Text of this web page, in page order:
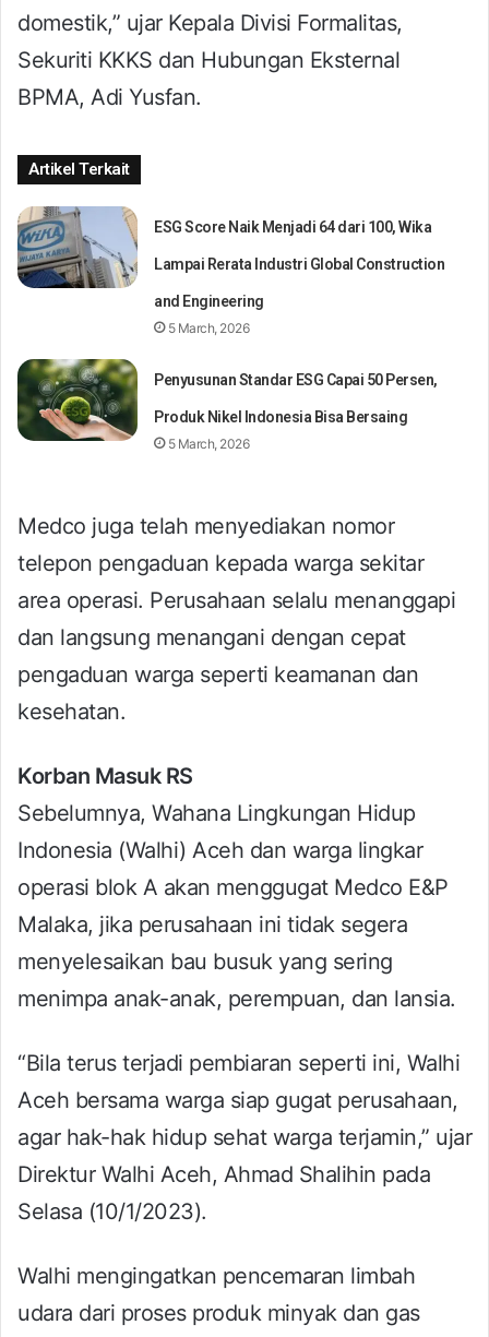
domestik,” ujar Kepala Divisi Formalitas,
Sekuriti KKKS dan Hubungan Eksternal
BPMA, Adi Yusfan.
Artikel Terkait
ESG Score Naik Menjadi 64 dari 100, Wika
Lampai Rerata Industri Global Construction
and Engineering
5 March, 2026
Penyusunan Standar ESG Capai 50 Persen,
Produk Nikel Indonesia Bisa Bersaing
5 March, 2026
Medco juga telah menyediakan nomor
telepon pengaduan kepada warga sekitar
area operasi. Perusahaan selalu menanggapi
dan langsung menangani dengan cepat
pengaduan warga seperti keamanan dan
kesehatan.
Korban Masuk RS
Sebelumnya, Wahana Lingkungan Hidup
Indonesia (Walhi) Aceh dan warga lingkar
operasi blok A akan menggugat Medco E&P
Malaka, jika perusahaan ini tidak segera
menyelesaikan bau busuk yang sering
menimpa anak-anak, perempuan, dan lansia.
“Bila terus terjadi pembiaran seperti ini, Walhi
Aceh bersama warga siap gugat perusahaan,
agar hak-hak hidup sehat warga terjamin,” ujar
Direktur Walhi Aceh, Ahmad Shalihin pada
Selasa (10/1/2023).
Walhi mengingatkan pencemaran limbah
udara dari proses produk minyak dan gas